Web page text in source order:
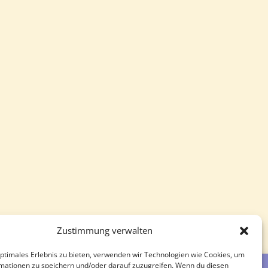
Zustimmung verwalten
Erlebnis zu bieten, verwenden wir Technologien wie Cookies, um
zu speichern und/oder darauf zuzugreifen. Wenn du diesen